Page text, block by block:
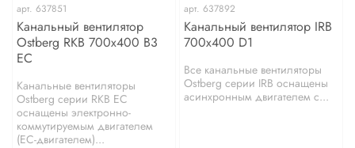
арт. 637851
Канальный вентилятор
Ostberg RKB 700х400 B3
EC
Канальные вентиляторы
Ostberg серии RKB EC
оснащены электронно-
коммутируемым двигателем
(EC-двигателем)...
арт. 637892
Канальный вентилятор IRB
700x400 D1
Все канальные вентиляторы
Ostberg серии IRB оснащены
асинхронным двигателем с...